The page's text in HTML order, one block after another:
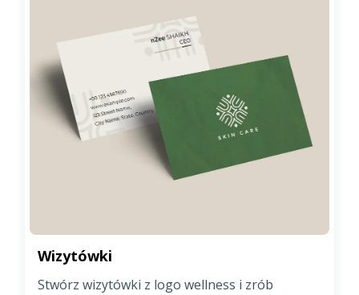
Wizytówki
Stwórz wizytówki z logo wellness i zrób